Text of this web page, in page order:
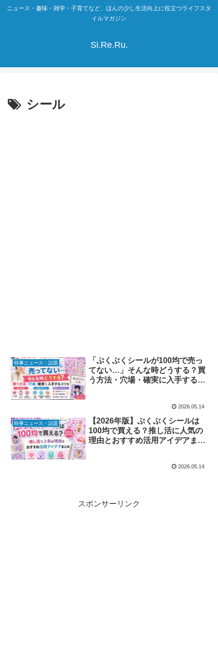
ニュース・趣味・雑学・子育てなど、ほんの少し生活向上に役立つライフスタ
イルマガジン
Si.Re.Ru.
シール
時事ニュース・話題
「ぷくぷくシールが100均で売っ
てない…」そんな時どうする？買
う方法・穴場・確実に入手するコ
2026.05.14
時事ニュース・話題
【2026年版】ぷくぷくシールは
100均で買える？推し活に人気の
理由とおすすめ活用アイデアまと
2026.05.14
スポンサーリンク